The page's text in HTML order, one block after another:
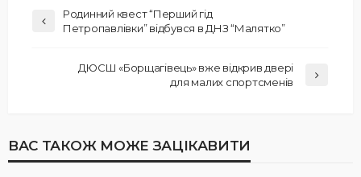
Родинний квест “Перший гід
Петропавлівки” відбувся в ДНЗ “Малятко”
ДЮСШ «Борщагівець» вже відкрив двері
для малих спортсменів
ВАС ТАКОЖ МОЖЕ ЗАЦІКАВИТИ